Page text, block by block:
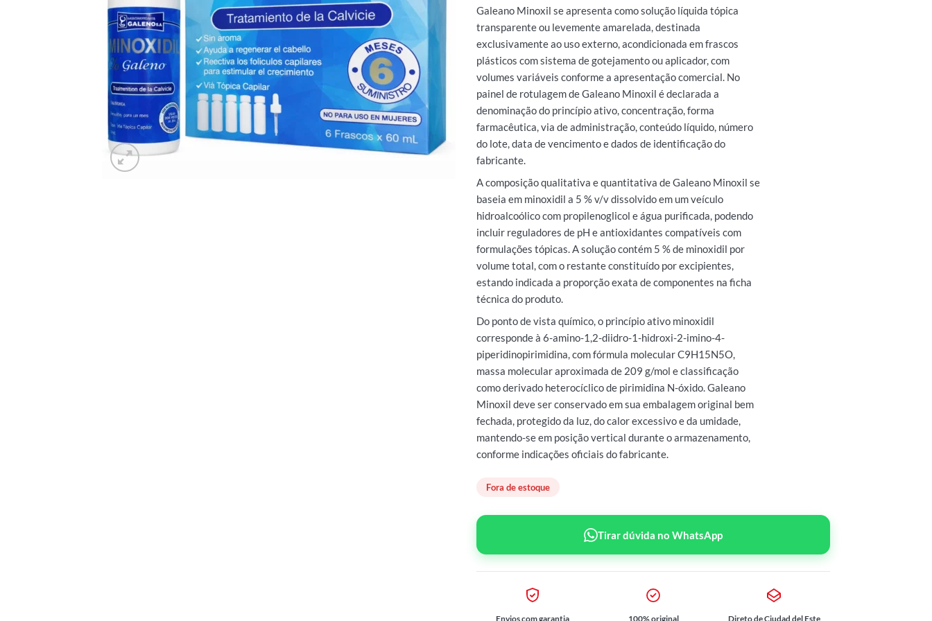
Galeano Minoxil se apresenta como solução líquida tópica
transparente ou levemente amarelada, destinada
exclusivamente ao uso externo, acondicionada em frascos
plásticos com sistema de gotejamento ou aplicador, com
volumes variáveis conforme a apresentação comercial. No
painel de rotulagem de Galeano Minoxil é declarada a
denominação do princípio ativo, concentração, forma
farmacêutica, via de administração, conteúdo líquido, número
do lote, data de vencimento e dados de identificação do
fabricante.
A composição qualitativa e quantitativa de Galeano Minoxil se
baseia em minoxidil a 5 % v/v dissolvido em um veículo
hidroalcoólico com propilenoglicol e água purificada, podendo
incluir reguladores de pH e antioxidantes compatíveis com
formulações tópicas. A solução contém 5 % de minoxidil por
volume total, com o restante constituído por excipientes,
estando indicada a proporção exata de componentes na ficha
técnica do produto.
Do ponto de vista químico, o princípio ativo minoxidil
corresponde à 6-amino-1,2-diidro-1-hidroxi-2-imino-4-
piperidinopirimidina, com fórmula molecular C9H15N5O,
massa molecular aproximada de 209 g/mol e classificação
como derivado heterocíclico de pirimidina N-óxido. Galeano
Minoxil deve ser conservado em sua embalagem original bem
fechada, protegido da luz, do calor excessivo e da umidade,
mantendo-se em posição vertical durante o armazenamento,
conforme indicações oficiais do fabricante.
Fora de estoque
Tirar dúvida no WhatsApp
Envios com garantia 100% original Direto de Ciudad del Este